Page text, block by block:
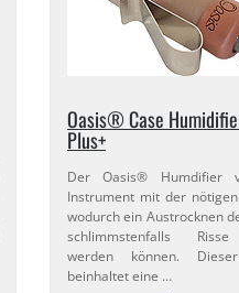
Oasis® Case
Plus+
Der Oasis® Humdifier
Instrument mit der
wodurch ein Austrocknen
schlimmstenfalls
werden können.
beinhaltet eine …